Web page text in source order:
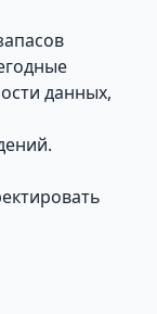
данных,